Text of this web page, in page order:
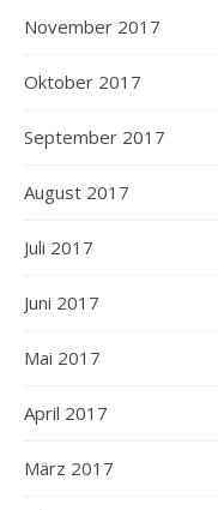
November 2017
Oktober 2017
September 2017
August 2017
Juli 2017
Juni 2017
Mai 2017
April 2017
März 2017